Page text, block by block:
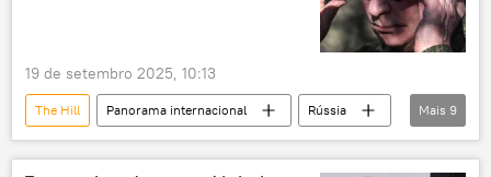
19 de setembro 2025, 10:13
The Hill Panorama internacional
Rússia
Vladimir Putin
Donald Trump
Mais 9